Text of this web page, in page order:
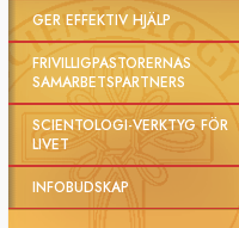
GER EFFEKTIV HJÄLP
FRIVILLIGPASTORERNAS
SAMARBETSPARTNERS
SCIENTOLOGI-VERKTYG FÖR
LIVET
INFOBUDSKAP